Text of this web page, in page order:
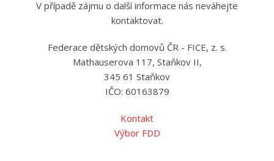
V případě zájmu o další informace nás neváhejte
kontaktovat.
Federace dětských domovů ČR - FICE, z. s.
Mathauserova 117, Staňkov II,
345 61 Staňkov
IČO: 60163879
Kontakt
Výbor FDD